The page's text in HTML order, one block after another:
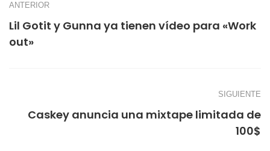
ANTERIOR
Lil Gotit y Gunna ya tienen vídeo para «Work
out»
SIGUIENTE
Caskey anuncia una mixtape limitada de
100$